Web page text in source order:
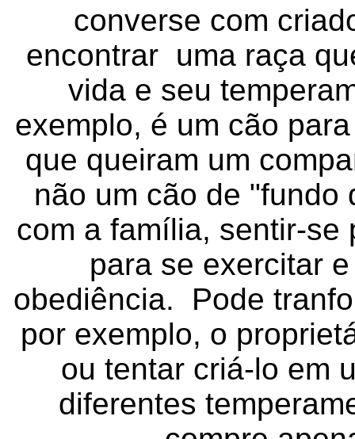
converse com
encontrar uma raça
vida e seu
exemplo, é um cão
que queiram um
não um cão de "fundo
com a família, sentir-se
para se exercitar
obediência. Pode
por exemplo, o
ou tentar criá-lo em
diferentes